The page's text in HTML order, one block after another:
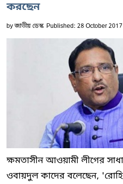
করছেন
byজাতীয় ডেস্ক Published: 28 October 2017
ক্ষমতাসীন আওয়ামী লীগের
ওবায়দুল কাদের বলেছেন,